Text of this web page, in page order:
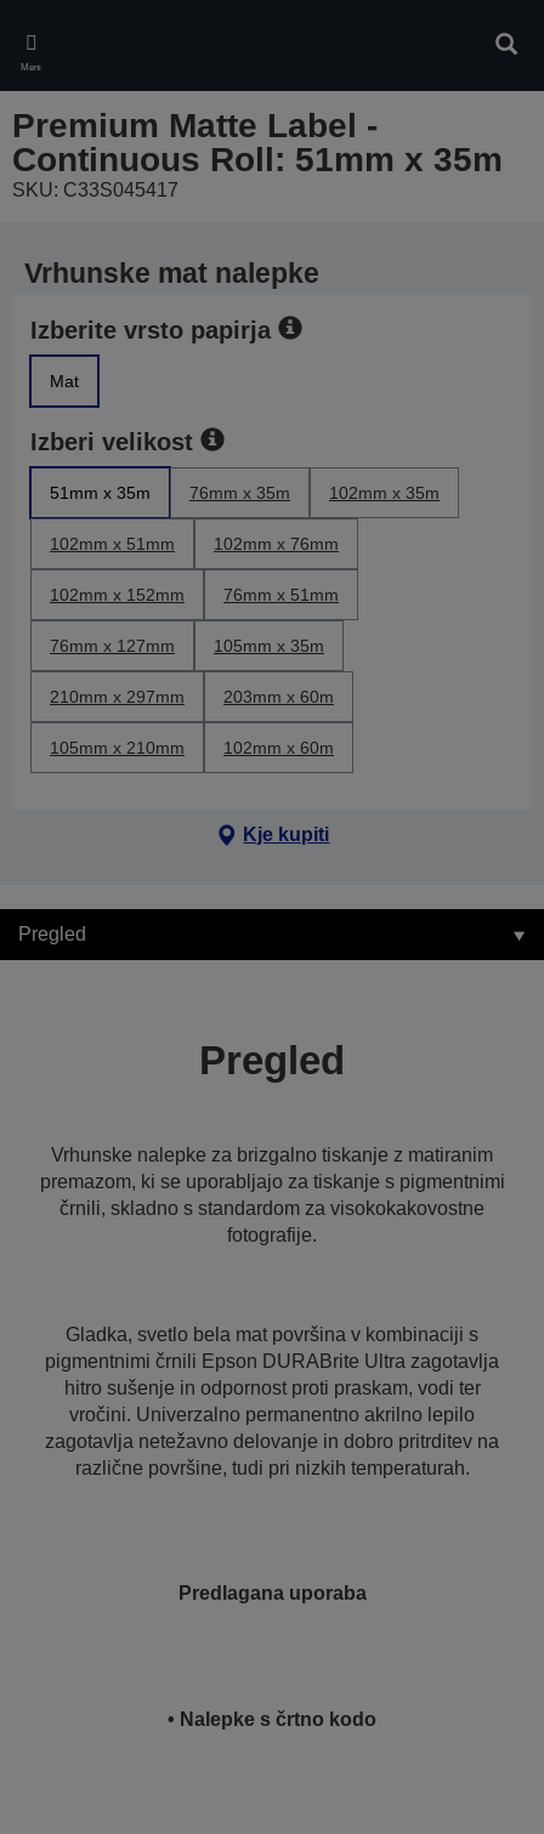
main
content
Meni
Premium Matte Label -
Continuous Roll: 51mm x 35m
SKU: C33S045417
Vrhunske mat nalepke
Izberite vrsto papirja
Mat
Izberi velikost
51mm x 35m 76mm x 35m 102mm x 35m
102mm x 51mm 102mm x 76mm
102mm x 152mm 76mm x 51mm
76mm x 127mm 105mm x 35m
210mm x 297mm 203mm x 60m
105mm x 210mm 102mm x 60m
Kje kupiti
Pregled
Pregled
Vrhunske nalepke za brizgalno tiskanje z matiranim
premazom, ki se uporabljajo za tiskanje s pigmentnimi
črnili, skladno s standardom za visokokakovostne
fotografije.
Gladka, svetlo bela mat površina v kombinaciji s
pigmentnimi črnili Epson DURABrite Ultra zagotavlja
hitro sušenje in odpornost proti praskam, vodi ter
vročini. Univerzalno permanentno akrilno lepilo
zagotavlja netežavno delovanje in dobro pritrditev na
različne površine, tudi pri nizkih temperaturah.
Predlagana uporaba
• Nalepke s črtno kodo